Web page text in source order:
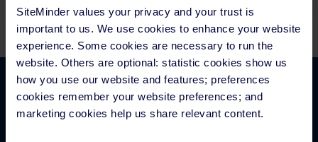
SiteMinder values your privacy and your trust is
important to us. We use cookies to enhance your website
experience. Some cookies are necessary to run the
website. Others are optional: statistic cookies show us
how you use our website and features; preferences
cookies remember your website preferences; and
marketing cookies help us share relevant content.
Fonctionnalités